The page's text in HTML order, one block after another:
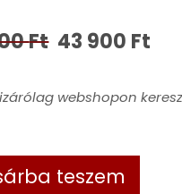
Ft 43 900 Ft
webshopon
teszem